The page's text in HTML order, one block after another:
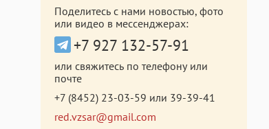
Поделитесь с нами новостью, фото
или видео в мессенджерах:
+7 927 132-57-91
или свяжитесь по телефону или
почте
+7 (8452) 23-03-59 или 39-39-41
red.vzsar@gmail.com